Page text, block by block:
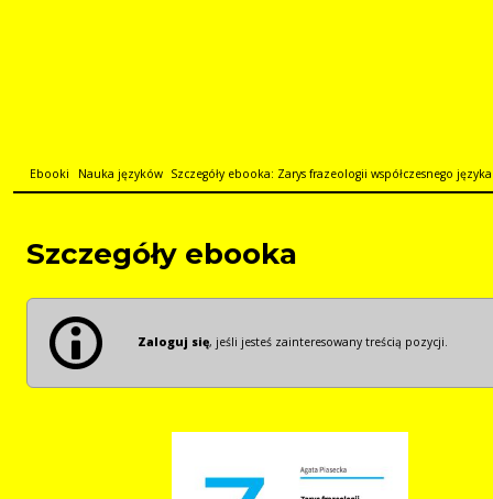
Ebooki Nauka języków Szczegóły ebooka: Zarys frazeologii współczesnego
Szczegóły ebooka
Zaloguj się, jeśli jesteś zainteresowany treścią pozycji.